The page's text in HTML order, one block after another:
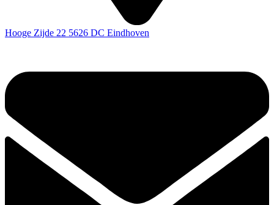
Hooge Zijde 22 5626 DC Eindhoven